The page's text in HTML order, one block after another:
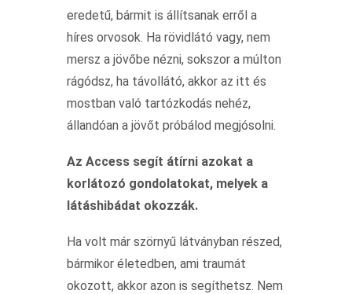
eredetű, bármit is állítsanak erről a
híres orvosok. Ha rövidlátó vagy, nem
mersz a jövőbe nézni, sokszor a múlton
rágódsz, ha távollátó, akkor az itt és
mostban való tartózkodás nehéz,
állandóan a jövőt próbálod megjósolni.
Az Access segít átírni azokat a
korlátozó gondolatokat, melyek a
látáshibádat okozzák.
Ha volt már szörnyű látványban részed,
bármikor életedben, ami traumát
okozott, akkor azon is segíthetsz. Nem